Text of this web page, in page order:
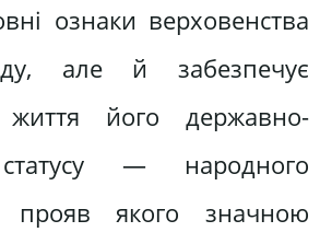
ознаки верховенства
але й забезпечує
його державно-
— народного
прояв якого значною